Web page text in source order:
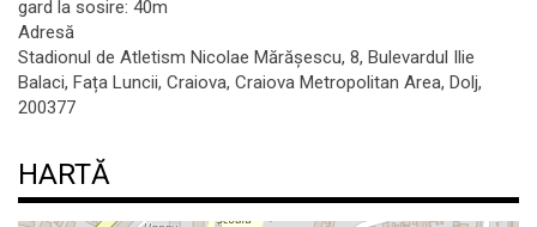
gard la sosire: 40m
Adresă
Stadionul de Atletism Nicolae Mărășescu, 8, Bulevardul Ilie
Balaci, Fața Luncii, Craiova, Craiova Metropolitan Area, Dolj,
200377
HARTĂ